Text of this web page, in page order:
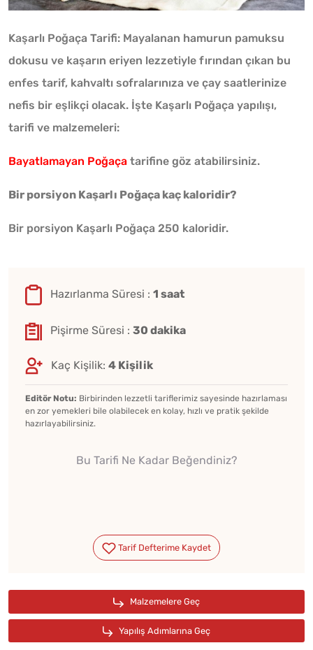
Kaşarlı Poğaça Tarifi: Mayalanan hamurun pamuksu
dokusu ve kaşarın eriyen lezzetiyle fırından çıkan bu
enfes tarif, kahvaltı sofralarınıza ve çay saatlerinize
nefis bir eşlikçi olacak. İşte Kaşarlı Poğaça yapılışı,
tarifi ve malzemeleri:
Bayatlamayan Poğaça tarifine göz atabilirsiniz.
Bir porsiyon Kaşarlı Poğaça kaç kaloridir?
Bir porsiyon Kaşarlı Poğaça 250 kaloridir.
Hazırlanma Süresi : 1 saat
Pişirme Süresi : 30 dakika
Kaç Kişilik: 4 Kişilik
Editör Notu: Birbirinden lezzetli tariflerimiz sayesinde hazırlaması
en zor yemekleri bile olabilecek en kolay, hızlı ve pratik şekilde
hazırlayabilirsiniz.
Bu Tarifi Ne Kadar Beğendiniz?